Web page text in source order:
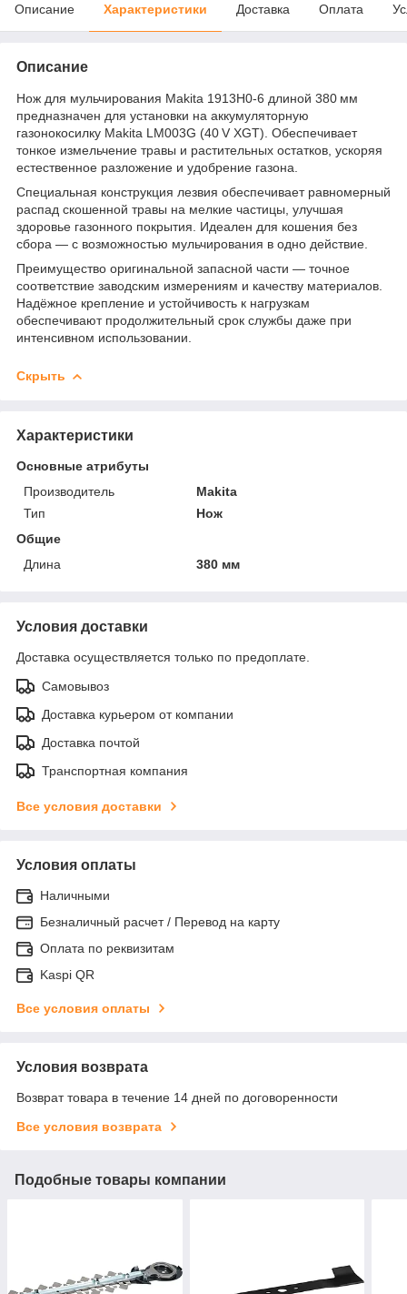
Описание Характеристики Доставка Оплата
Описание
Нож для мульчирования Makita 1913H0‑6 длиной 380 мм
предназначен для установки на аккумуляторную
газонокосилку Makita LM003G (40 V XGT). Обеспечивает
тонкое измельчение травы и растительных остатков, ускоряя
естественное разложение и удобрение газона.
Специальная конструкция лезвия обеспечивает равномерный
распад скошенной травы на мелкие частицы, улучшая
здоровье газонного покрытия. Идеален для кошения без
сбора — с возможностью мульчирования в одно действие.
Преимущество оригинальной запасной части — точное
соответствие заводским измерениям и качеству материалов.
Надёжное крепление и устойчивость к нагрузкам
обеспечивают продолжительный срок службы даже при
интенсивном использовании.
Скрыть
Характеристики
Основные атрибуты
Производитель
Makita
Тип
Нож
Общие
Длина
380 мм
Условия доставки
Доставка осуществляется только по предоплате.
Самовывоз
Доставка курьером от компании
Доставка почтой
Транспортная компания
Все условия доставки
Условия оплаты
Наличными
Безналичный расчет / Перевод на карту
Оплата по реквизитам
Kaspi QR
Все условия оплаты
Условия возврата
Возврат товара в течение 14 дней по договоренности
Все условия возврата
Подобные товары компании